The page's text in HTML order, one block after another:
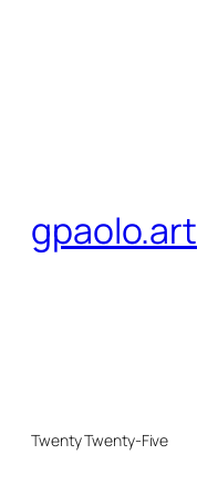
gpaolo.art
Twenty Twenty-Five